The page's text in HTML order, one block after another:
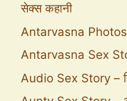
सेक्स कहानी
Antarvasna Photos
Antarvasna Sex
Audio Sex Story –